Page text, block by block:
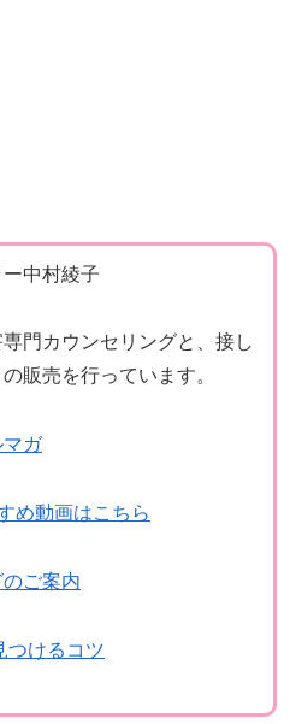
中村綾子
門カウンセリングと、接し
販売を行っています。
マガ
め動画はこちら
ご案内
つけるコツ